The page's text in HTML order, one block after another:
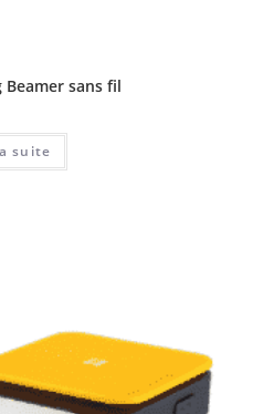
sans fil
suite